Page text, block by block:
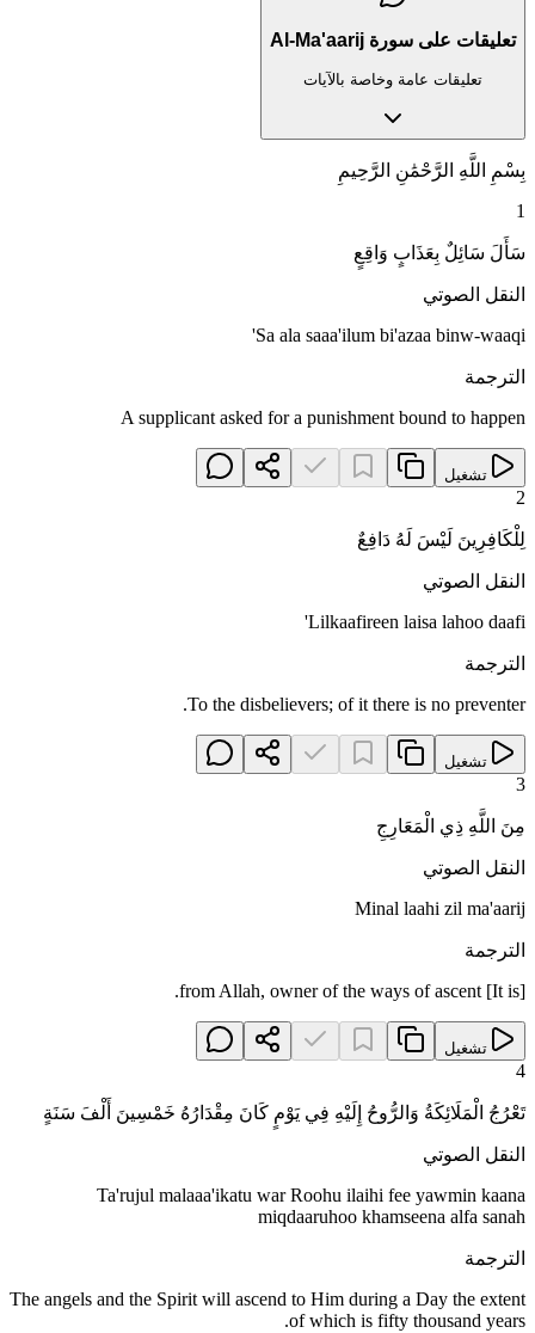
تعليقات على سورة Al-Ma'aarij
تعليقات عامة وخاصة بالآيات
بِسْمِ اللَّهِ الرَّحْمَٰنِ الرَّحِيمِ
1
سَأَلَ سَائِلٌ بِعَذَابٍ وَاقِعٍ
النقل الصوتي
Sa ala saaa'ilum bi'azaa binw-waaqi'
الترجمة
A supplicant asked for a punishment bound to happen
تشغيل
2
لِلْكَافِرِينَ لَيْسَ لَهُ دَافِعٌ
النقل الصوتي
Lilkaafireen laisa lahoo daafi'
الترجمة
To the disbelievers; of it there is no preventer.
تشغيل
3
مِنَ اللَّهِ ذِي الْمَعَارِجِ
النقل الصوتي
Minal laahi zil ma'aarij
الترجمة
[It is] from Allah, owner of the ways of ascent.
تشغيل
4
تَعْرُجُ الْمَلَائِكَةُ وَالرُّوحُ إِلَيْهِ فِي يَوْمٍ كَانَ مِقْدَارُهُ خَمْسِينَ أَلْفَ سَنَةٍ
النقل الصوتي
Ta'rujul malaaa'ikatu war Roohu ilaihi fee yawmin kaana
miqdaaruhoo khamseena alfa sanah
الترجمة
The angels and the Spirit will ascend to Him during a Day the extent
of which is fifty thousand years.